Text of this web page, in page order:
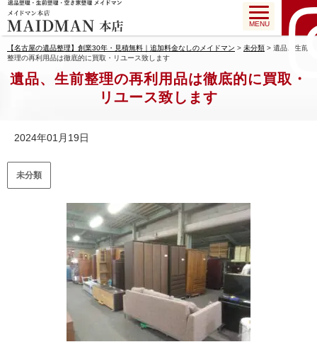
MENU
【名古屋の遺品整理】創業30年・見積無料｜追加料金なしのメイドマン > 未分類 > 遺品、生前
整理の再利用品は徹底的に買取・リユース致します
遺品、生前整理の再利用品は徹底的に買取・
リユース致します
2024年01月19日
未分類